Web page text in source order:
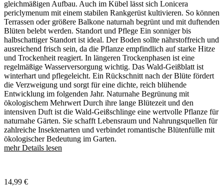
gleichmäßigen Aufbau. Auch im Kübel lässt sich Lonicera
periclymenum mit einem stabilen Rankgerüst kultivieren. So können
Terrassen oder größere Balkone naturnah begrünt und mit duftenden
Blüten belebt werden. Standort und Pflege Ein sonniger bis
halbschattiger Standort ist ideal. Der Boden sollte nährstoffreich und
ausreichend frisch sein, da die Pflanze empfindlich auf starke Hitze
und Trockenheit reagiert. In längeren Trockenphasen ist eine
regelmäßige Wasserversorgung wichtig. Das Wald-Geißblatt ist
winterhart und pflegeleicht. Ein Rückschnitt nach der Blüte fördert
die Verzweigung und sorgt für eine dichte, reich blühende
Entwicklung im folgenden Jahr. Naturnahe Begrünung mit
ökologischem Mehrwert Durch ihre lange Blütezeit und den
intensiven Duft ist die Wald-Geißschlinge eine wertvolle Pflanze für
naturnahe Gärten. Sie schafft Lebensraum und Nahrungsquellen für
zahlreiche Insektenarten und verbindet romantische Blütenfülle mit
ökologischer Bedeutung im Garten.
mehr Details lesen
14,99 €